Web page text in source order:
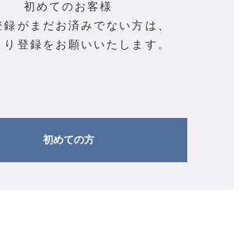
初めてのお客様
録がまだお済みでない方は、
り登録をお願いいたします。
初めての方